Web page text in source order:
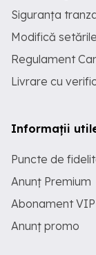
Siguranța
Modifică
Regulament
Livrare cu
Informații
Puncte de
Anunț Premium
Abonament VIP
Anunț promo